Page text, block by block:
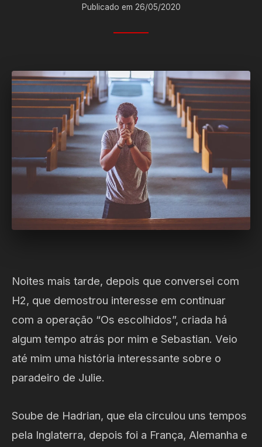
Publicado em 26/05/2020
Noites mais tarde, depois que conversei com
H2, que demostrou interesse em continuar
com a operação “Os escolhidos”, criada há
algum tempo atrás por mim e Sebastian. Veio
até mim uma história interessante sobre o
paradeiro de Julie.
Soube de Hadrian, que ela circulou uns tempos
pela Inglaterra, depois foi a França, Alemanha e